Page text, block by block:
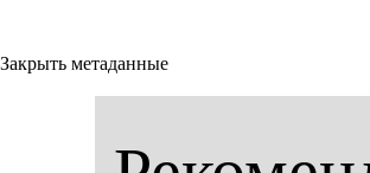
Закрыть метаданные